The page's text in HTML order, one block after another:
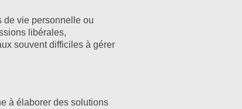
de vie personnelle ou
libérales,
souvent difficiles à gérer
à élaborer des solutions